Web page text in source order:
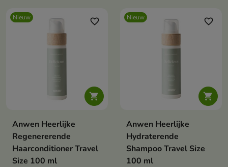
Nieuw

favorite_border
Anwen Heerlijke
Regenererende
Haarconditioner Travel
Size 100 ml
Nieuw

favorite_border
Anwen Heerlijke
Hydraterende
Shampoo Travel Size
100 ml